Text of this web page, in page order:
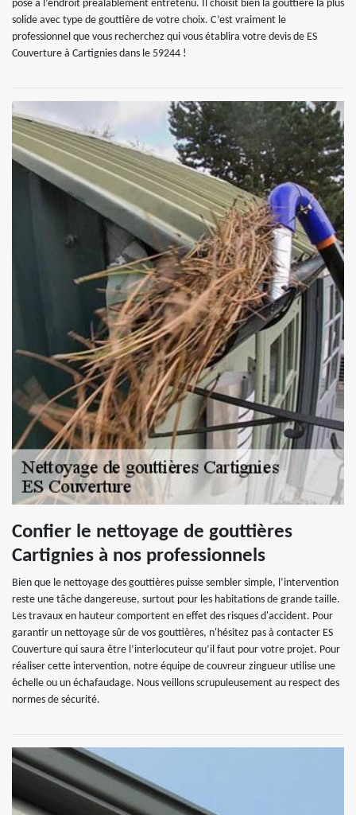
pose à l’endroit préalablement entretenu. Il choisit bien la gouttière la plus
solide avec type de gouttière de votre choix. C’est vraiment le
professionnel que vous recherchez qui vous établira votre devis de ES
Couverture à Cartignies dans le 59244 !
Confier le nettoyage de gouttières
Cartignies à nos professionnels
Bien que le nettoyage des gouttières puisse sembler simple, l’intervention
reste une tâche dangereuse, surtout pour les habitations de grande taille.
Les travaux en hauteur comportent en effet des risques d'accident. Pour
garantir un nettoyage sûr de vos gouttières, n'hésitez pas à contacter ES
Couverture qui saura être l’interlocuteur qu’il faut pour votre projet. Pour
réaliser cette intervention, notre équipe de couvreur zingueur utilise une
échelle ou un échafaudage. Nous veillons scrupuleusement au respect des
normes de sécurité.